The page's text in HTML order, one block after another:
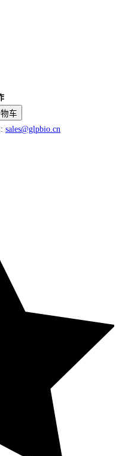
车
sales@glpbio.cn